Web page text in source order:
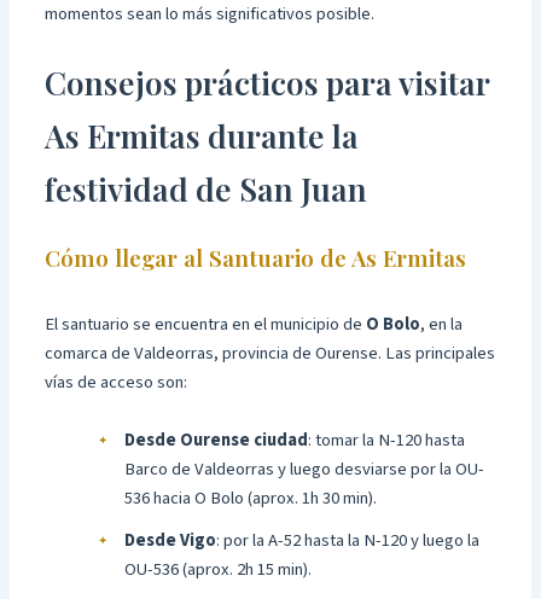
momentos sean lo más significativos posible.
Consejos prácticos para visitar
As Ermitas durante la
festividad de San Juan
Cómo llegar al Santuario de As Ermitas
El santuario se encuentra en el municipio de O Bolo, en la
comarca de Valdeorras, provincia de Ourense. Las principales
vías de acceso son:
Desde Ourense ciudad: tomar la N-120 hasta
Barco de Valdeorras y luego desviarse por la OU-
536 hacia O Bolo (aprox. 1h 30 min).
Desde Vigo: por la A-52 hasta la N-120 y luego la
OU-536 (aprox. 2h 15 min).